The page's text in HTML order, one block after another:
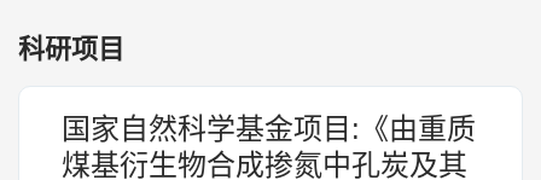
科研项目
国家自然科学基金项目:《由重质
煤基衍生物合成掺氮中孔炭及其